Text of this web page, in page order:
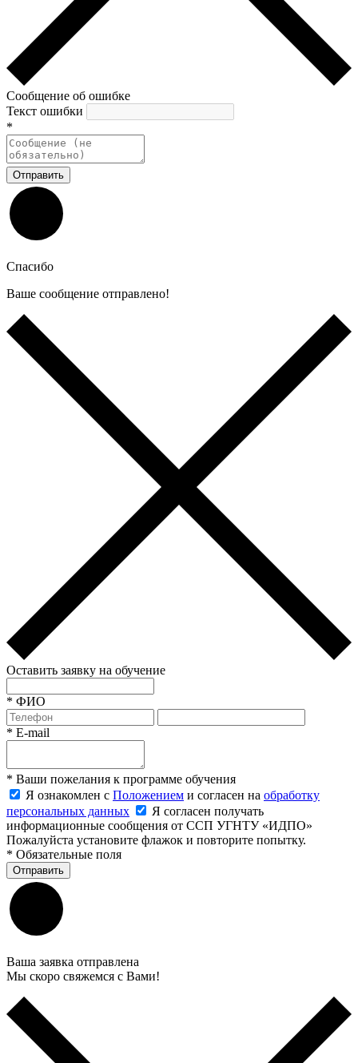
Сообщение об ошибке
Текст ошибки
*
Отправить
Спасибо
Ваше сообщение отправлено!
Оставить заявку на обучение
* ФИО
* E-mail
* Ваши пожелания к программе обучения
Я ознакомлен с Положением и согласен на обработку
персональных данных
Я согласен получать
информационные сообщения от ССП УГНТУ «ИДПО»
Пожалуйста установите флажок и повторите попытку.
* Обязательные поля
Отправить
Ваша заявка отправлена
Мы скоро свяжемся с Вами!